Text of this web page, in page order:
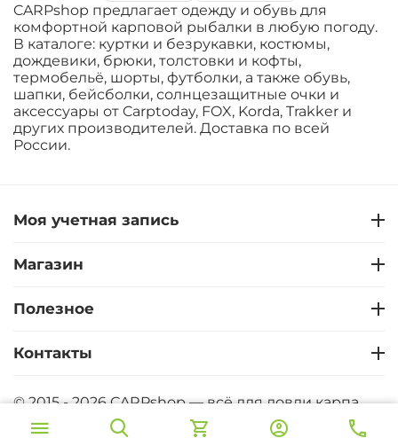
CARPshop предлагает одежду и обувь для
комфортной карповой рыбалки в любую погоду.
В каталоге: куртки и безрукавки, костюмы,
дождевики, брюки, толстовки и кофты,
термобельё, шорты, футболки, а также обувь,
шапки, бейсболки, солнцезащитные очки и
аксессуары от Carptoday, FOX, Korda, Trakker и
других производителей. Доставка по всей
России.
Моя учетная запись
Магазин
Полезное
Контакты
© 2015 - 2026 CARPshop — всё для ловли карпа.
CARPshop - Карпфишинг интернет магазин. Все